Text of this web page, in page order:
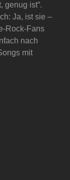
genug ist“.
Ja, ist sie –
Rock-Fans
nach
mit